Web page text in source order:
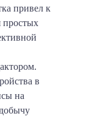
привел к
простых
в
на